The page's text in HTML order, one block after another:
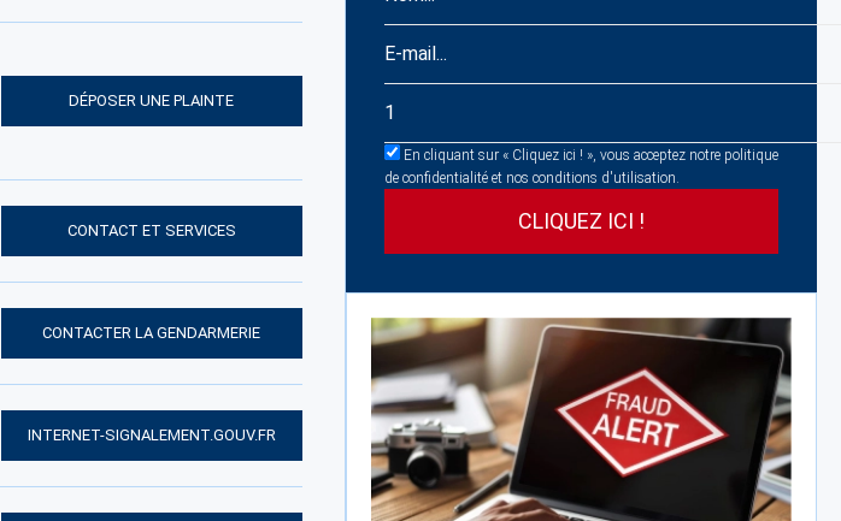
DÉPOSER UNE PLAINTE
CONTACT ET SERVICES
CONTACTER LA GENDARMERIE
INTERNET-SIGNALEMENT.GOUV.FR
En cliquant sur « Cliquez ici ! », vous acceptez notre politique
de confidentialité et nos conditions d'utilisation.